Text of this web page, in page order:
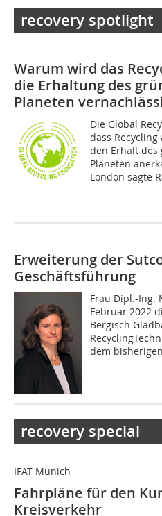
recovery spotlight
Warum wird das
die Erhaltung des
Planeten
Die Global
dass
den Erhalt des
Planeten
London sagte
Erweiterung der
Geschäftsführung
Frau Dipl.-Ing.
Februar 2022
Bergisch
dem
recovery special
IFAT Munich
Fahrpläne für den
Kreisverkehr